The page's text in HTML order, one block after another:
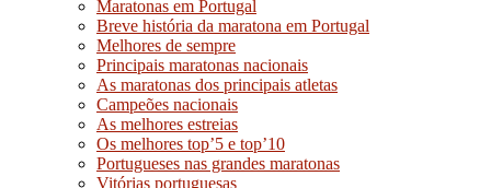
Maratonas em Portugal
Breve história da maratona em Portugal
Melhores de sempre
Principais maratonas nacionais
As maratonas dos principais atletas
Campeões nacionais
As melhores estreias
Os melhores top’5 e top’10
Portugueses nas grandes maratonas
Vitórias portuguesas